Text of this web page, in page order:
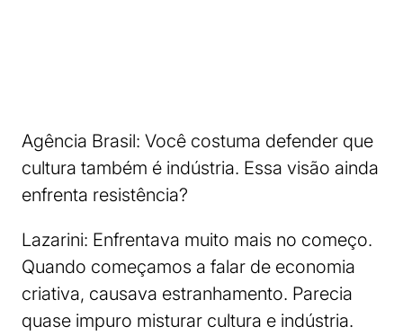
Agência Brasil: Você costuma defender que
cultura também é indústria. Essa visão ainda
enfrenta resistência?
Lazarini: Enfrentava muito mais no começo.
Quando começamos a falar de economia
criativa, causava estranhamento. Parecia
quase impuro misturar cultura e indústria.